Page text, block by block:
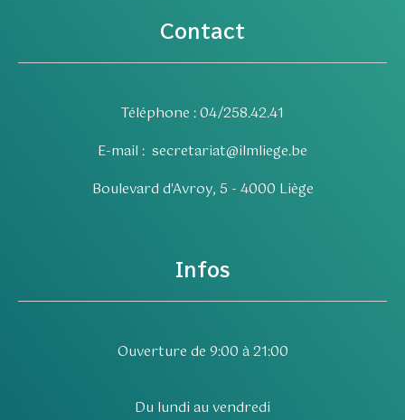
Contact
Téléphone : 04/258.42.41
E-mail : secretariat@ilmliege.be
Boulevard d'Avroy, 5 - 4000 Liège
Infos
Ouverture de 9:00 à 21:00
Du lundi au vendredi